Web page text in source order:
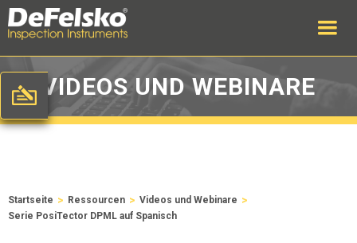
VIDEOS UND WEBINARE
Startseite > Ressourcen > Videos und Webinare >
Serie PosiTector DPML auf Spanisch